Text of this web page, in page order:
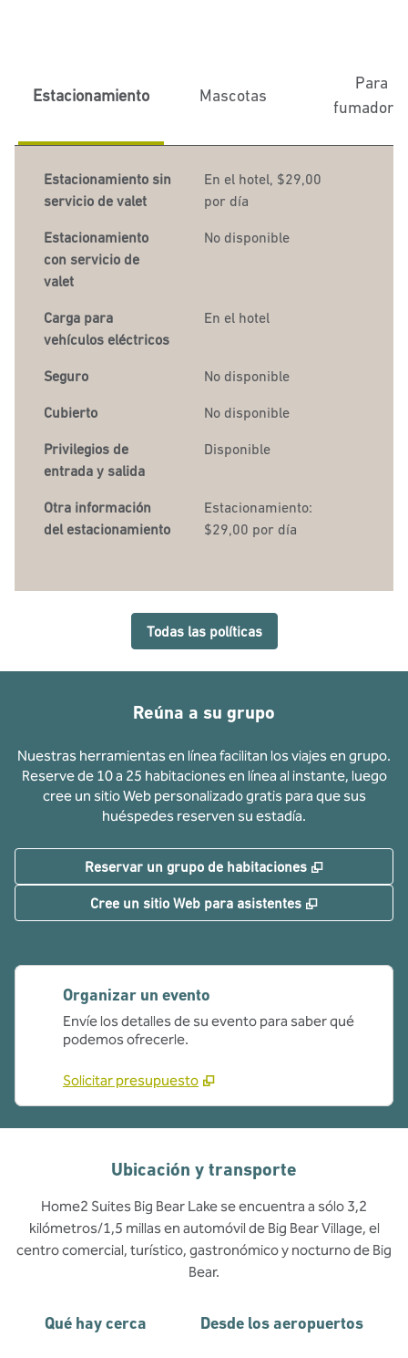
Estacionamiento Mascotas
Para
Estacionamiento sin
servicio de valet
En el hotel, $29,00
por día
Estacionamiento
con servicio de
valet
No disponible
Carga para
vehículos eléctricos
En el hotel
Seguro No disponible
Cubierto No disponible
Privilegios de
entrada y salida
Disponible
Otra información
del estacionamiento
Estacionamiento:
$29,00 por día
Todas las políticas
Reúna a su grupo
Nuestras herramientas en línea facilitan los viajes en grupo.
Reserve de 10 a 25 habitaciones en línea al instante, luego
cree un sitio Web personalizado gratis para que sus
huéspedes reserven su estadía.
Reservar un grupo de habitaciones ,
Cree un sitio Web para asistentes ,
Organizar un evento
Envíe los detalles de su evento para saber qué
podemos ofrecerle.
Solicitar presupuesto
Ubicación y transporte
Home2 Suites Big Bear Lake se encuentra a sólo 3,2
kilómetros/1,5 millas en automóvil de Big Bear Village, el
centro comercial, turístico, gastronómico y nocturno de Big
Bear.
Qué hay cerca Desde los aeropuertos